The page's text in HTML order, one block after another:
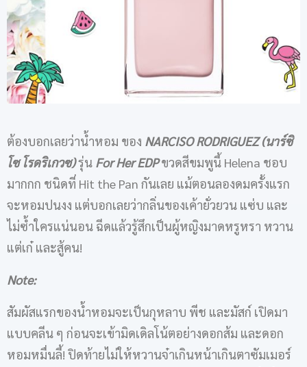
ต้องบอกเลยว่าน้ำหอม ของ NARCISO RODRIGUEZ (นาร์ซิ
โซ โรดริเกวซ)รุ่น For Her EDPขวดสีขมพูนี้ Helena ชอบ
มากกก ชนิดที่ Hit the Pan กันเลย แม้ตอนลองดมครั้งแรก
จะหอมปนงง แต่บอกเลยว่ากลิ่นของเค้ายั่วยวน แซ่บ และ
ไม่ซ้ำใครแน่นอน ฉีดแล้วรู้สึกเป็นผู้หญิงมาดหรูหรา หวาน
แต่เก๋ และสู้คน!
Note:
สัมผัสแรกของน้ำหอมจะเป็นกุหลาบ พีช และมัสก์ เปิดมา
แบบคลีน ๆ ก่อนจะเข้ามิดเดิลโน้ตอย่างดอกส้ม และดอก
หอมหมื่นลี้! ปิดท้ายไม่ให้หวานจ๋าเกินหน้าเกินตาซัมเมอร์